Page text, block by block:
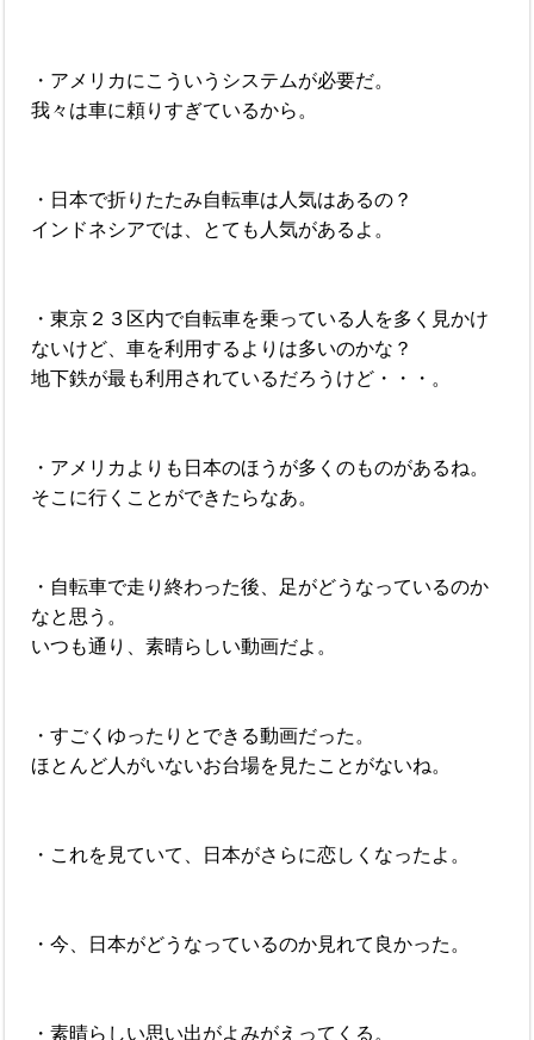
・アメリカにこういうシステムが必要だ。
我々は車に頼りすぎているから。
・日本で折りたたみ自転車は人気はあるの？
インドネシアでは、とても人気があるよ。
・東京２３区内で自転車を乗っている人を多く見かけ
ないけど、車を利用するよりは多いのかな？
地下鉄が最も利用されているだろうけど・・・。
・アメリカよりも日本のほうが多くのものがあるね。
そこに行くことができたらなあ。
・自転車で走り終わった後、足がどうなっているのか
なと思う。
いつも通り、素晴らしい動画だよ。
・すごくゆったりとできる動画だった。
ほとんど人がいないお台場を見たことがないね。
・これを見ていて、日本がさらに恋しくなったよ。
・今、日本がどうなっているのか見れて良かった。
・素晴らしい思い出がよみがえってくる。